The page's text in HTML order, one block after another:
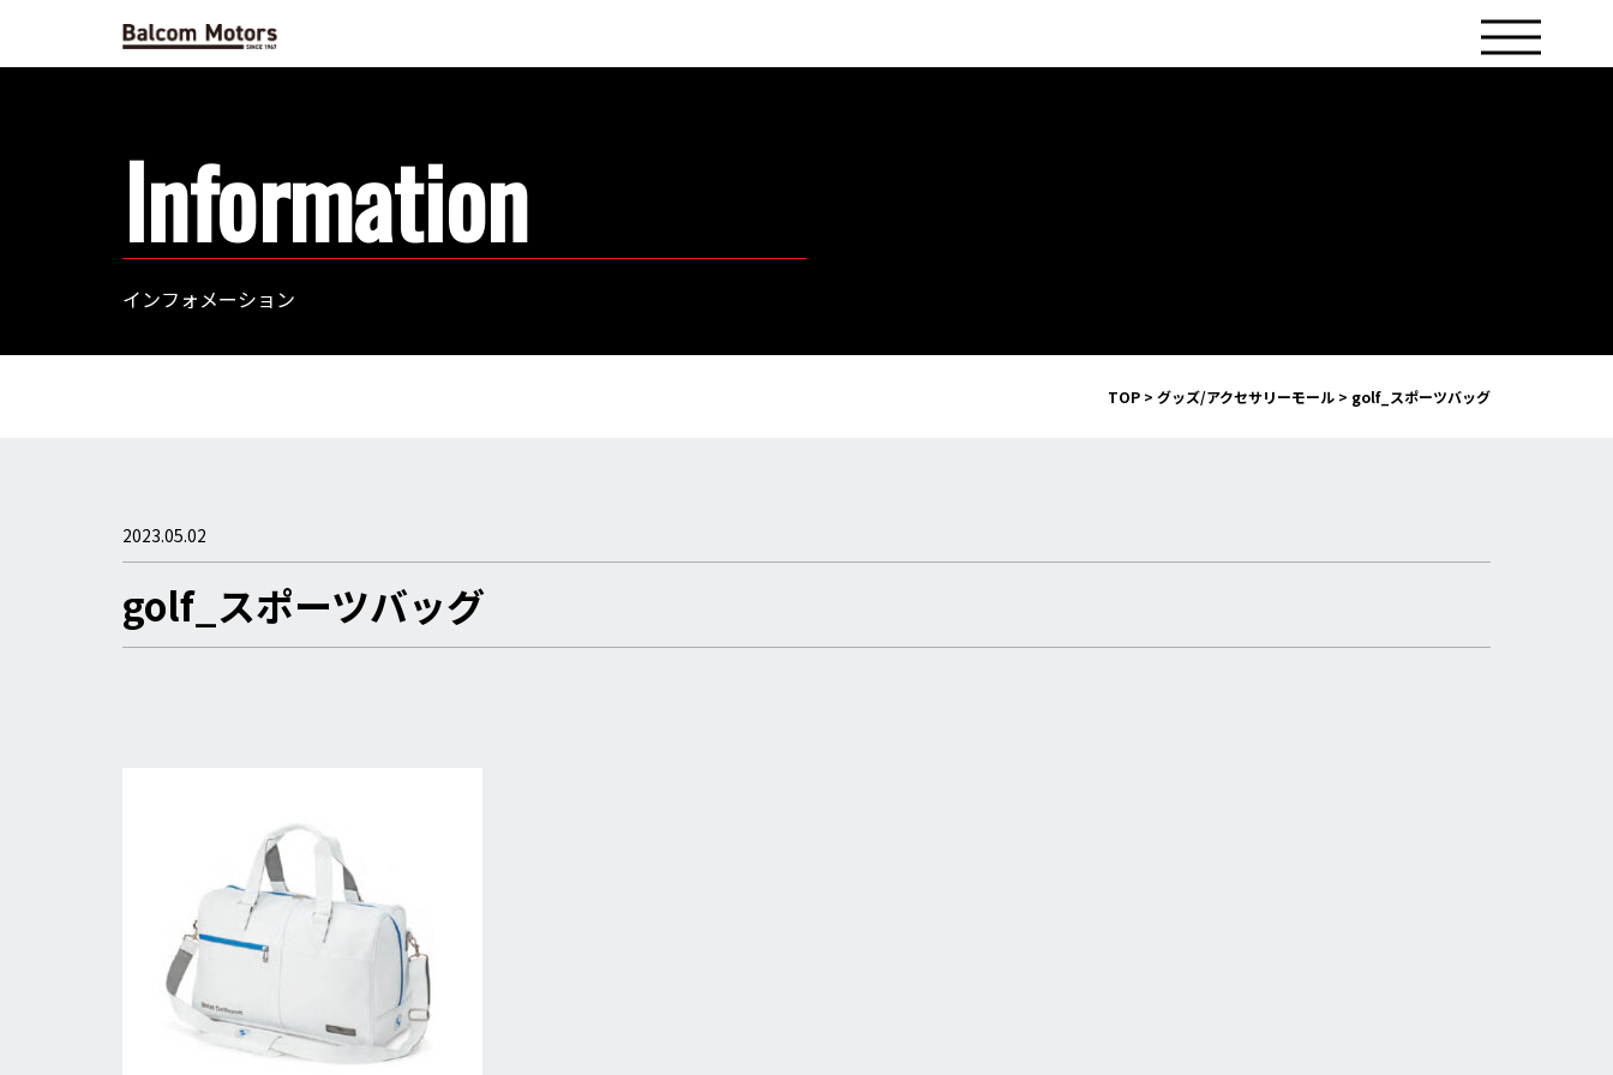
Information
インフォメーション
TOP > グッズ/アクセサリーモール > golf_スポーツバッグ
2023.05.02
golf_スポーツバッグ